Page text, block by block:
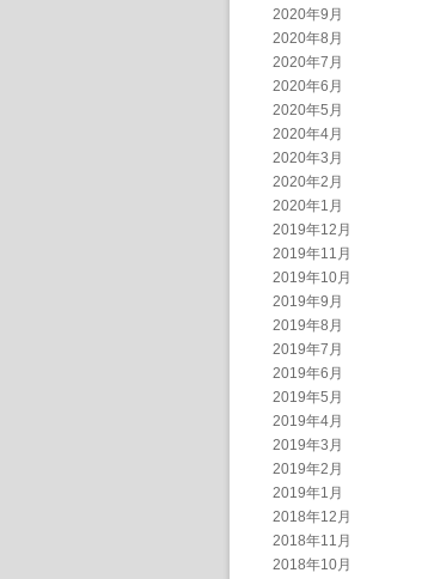
2020年9月
2020年8月
2020年7月
2020年6月
2020年5月
2020年4月
2020年3月
2020年2月
2020年1月
2019年12月
2019年11月
2019年10月
2019年9月
2019年8月
2019年7月
2019年6月
2019年5月
2019年4月
2019年3月
2019年2月
2019年1月
2018年12月
2018年11月
2018年10月